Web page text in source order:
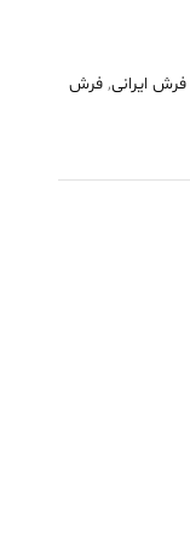
فرش ایرانی, فرش